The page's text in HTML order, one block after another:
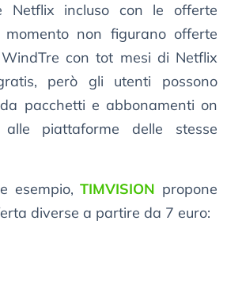
Netflix incluso con le offerte
non figurano offerte
con tot mesi di Netflix
però gli utenti possono
pacchetti e abbonamenti on
piattaforme delle stesse
esempio,TIMVISION propone
diverse a partire da 7 euro: